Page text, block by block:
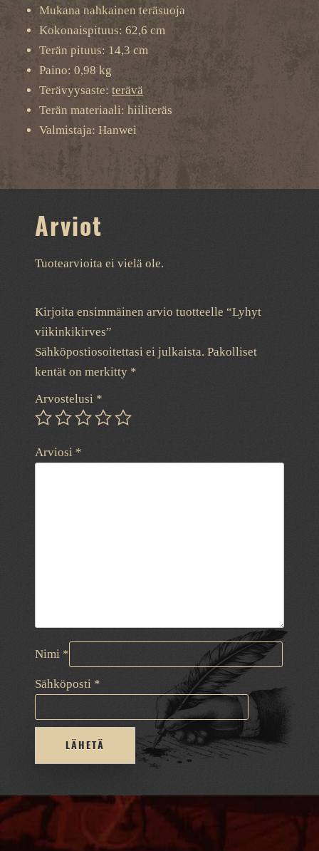
Mukana nahkainen teräsuoja
Kokonaispituus: 62,6 cm
Terän pituus: 14,3 cm
Paino: 0,98 kg
Terävyysaste: terävä
Terän materiaali: hiiliteräs
Valmistaja: Hanwei
Arviot
Tuotearvioita ei vielä ole.
Kirjoita ensimmäinen arvio tuotteelle “Lyhyt
viikinkikirves”
Sähköpostiosoitettasi ei julkaista. Pakolliset
kentät on merkitty *
Arvostelusi *
Arviosi *
Nimi *
Sähköposti *